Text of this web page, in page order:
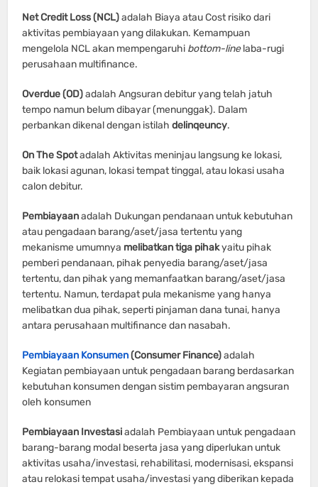
Net Credit Loss (NCL)adalah Biaya atau Cost risiko dari
aktivitas pembiayaan yang dilakukan. Kemampuan
mengelola NCL akan mempengaruhi bottom-linelaba-rugi
perusahaan multifinance.
Overdue (OD)adalah Angsuran debitur yang telah jatuh
tempo namun belum dibayar (menunggak). Dalam
perbankan dikenal dengan istilahdelinqeuncy.
On The Spotadalah Aktivitas meninjau langsung ke lokasi,
baik lokasi agunan, lokasi tempat tinggal, atau lokasi usaha
calon debitur.
Pembiayaanadalah Dukungan pendanaan untuk kebutuhan
atau pengadaan barang/aset/jasa tertentu yang
mekanisme umumnya melibatkan tiga pihakyaitu pihak
pemberi pendanaan, pihak penyedia barang/aset/jasa
tertentu, dan pihak yang memanfaatkan barang/aset/jasa
tertentu. Namun, terdapat pula mekanisme yang hanya
melibatkan dua pihak, seperti pinjaman dana tunai, hanya
antara perusahaan multifinance dan nasabah.
Pembiayaan Konsumen(Consumer Finance)adalah
Kegiatan pembiayaan untuk pengadaan barang berdasarkan
kebutuhan konsumen dengan sistim pembayaran angsuran
oleh konsumen
Pembiayaan Investasiadalah Pembiayaan untuk pengadaan
barang-barang modal beserta jasa yang diperlukan untuk
aktivitas usaha/investasi, rehabilitasi, modernisasi, ekspansi
atau relokasi tempat usaha/investasi yang diberikan kepada